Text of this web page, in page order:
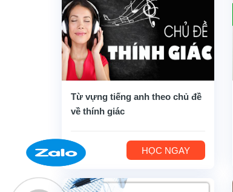
Từ vựng tiếng anh theo chủ đề
về thính giác
HỌC NGAY